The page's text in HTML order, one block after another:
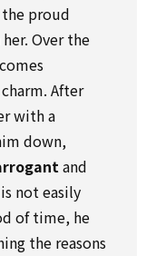
the proud
Over the
After
with a
down,
and
not easily
of time, he
the reasons